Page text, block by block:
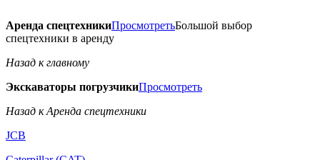
Аренда спецтехникиПросмотретьБольшой выбор
спецтехники в аренду
Назад к главному
Экскаваторы погрузчикиПросмотреть
Назад к Аренда спецтехники
JCB